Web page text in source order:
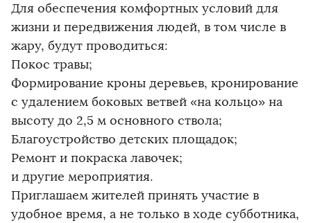
Для обеспечения комфортных условий для
жизни и передвижения людей, в том числе в
жару, будут проводиться:
Покос травы;
Формирование кроны деревьев, кронирование
с удалением боковых ветвей «на кольцо» на
высоту до 2,5 м основного ствола;
Благоустройство детских площадок;
Ремонт и покраска лавочек;
и другие мероприятия.
Приглашаем жителей принять участие в
удобное время, а не только в ходе субботника,